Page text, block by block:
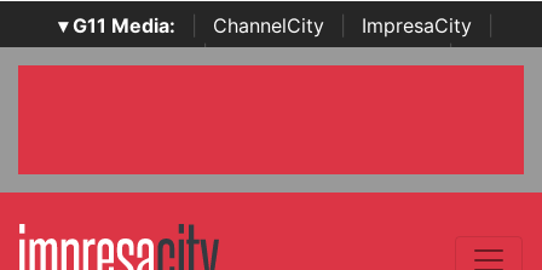
▾ G11 Media: ChannelCity ImpresaCity
SecurityOpenLab | Italian Channel Awards | Italian